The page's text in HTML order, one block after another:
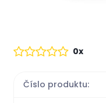
0x
Číslo produktu: